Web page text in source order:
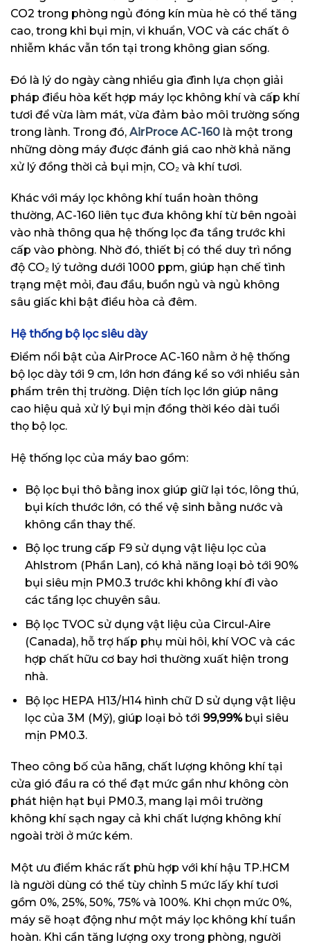
CO2 trong phòng ngủ đóng kín mùa hè có thể tăng
cao, trong khi bụi mịn, vi khuẩn, VOC và các chất ô
nhiễm khác vẫn tồn tại trong không gian sống.
Đó là lý do ngày càng nhiều gia đình lựa chọn giải
pháp điều hòa kết hợp máy lọc không khí và cấp khí
tươi để vừa làm mát, vừa đảm bảo môi trường sống
trong lành. Trong đó, AirProce AC-160 là một trong
những dòng máy được đánh giá cao nhờ khả năng
xử lý đồng thời cả bụi mịn, CO₂ và khí tươi.
Khác với máy lọc không khí tuần hoàn thông
thường, AC-160 liên tục đưa không khí từ bên ngoài
vào nhà thông qua hệ thống lọc đa tầng trước khi
cấp vào phòng. Nhờ đó, thiết bị có thể duy trì nồng
độ CO₂ lý tưởng dưới 1000 ppm, giúp hạn chế tình
trạng mệt mỏi, đau đầu, buồn ngủ và ngủ không
sâu giấc khi bật điều hòa cả đêm.
Hệ thống bộ lọc siêu dày
Điểm nổi bật của AirProce AC-160 nằm ở hệ thống
bộ lọc dày tới 9 cm, lớn hơn đáng kể so với nhiều sản
phẩm trên thị trường. Diện tích lọc lớn giúp nâng
cao hiệu quả xử lý bụi mịn đồng thời kéo dài tuổi
thọ bộ lọc.
Hệ thống lọc của máy bao gồm:
Bộ lọc bụi thô bằng inox giúp giữ lại tóc, lông thú,
bụi kích thước lớn, có thể vệ sinh bằng nước và
không cần thay thế.
Bộ lọc trung cấp F9 sử dụng vật liệu lọc của
Ahlstrom (Phần Lan), có khả năng loại bỏ tới 90%
bụi siêu mịn PM0.3 trước khi không khí đi vào
các tầng lọc chuyên sâu.
Bộ lọc TVOC sử dụng vật liệu của Circul-Aire
(Canada), hỗ trợ hấp phụ mùi hôi, khí VOC và các
hợp chất hữu cơ bay hơi thường xuất hiện trong
nhà.
Bộ lọc HEPA H13/H14 hình chữ D sử dụng vật liệu
lọc của 3M (Mỹ), giúp loại bỏ tới 99,99%bụi siêu
mịn PM0.3.
Theo công bố của hãng, chất lượng không khí tại
cửa gió đầu ra có thể đạt mức gần như không còn
phát hiện hạt bụi PM0.3, mang lại môi trường
không khí sạch ngay cả khi chất lượng không khí
ngoài trời ở mức kém.
Một ưu điểm khác rất phù hợp với khí hậu TP.HCM
là người dùng có thể tùy chỉnh 5 mức lấy khí tươi
gồm 0%, 25%, 50%, 75% và 100%. Khi chọn mức 0%,
máy sẽ hoạt động như một máy lọc không khí tuần
hoàn. Khi cần tăng lượng oxy trong phòng, người